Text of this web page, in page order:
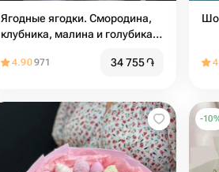
Ягодные ягодки. Смородина,
клубника, малина и голубика,
4.90971 34 755֏
-10